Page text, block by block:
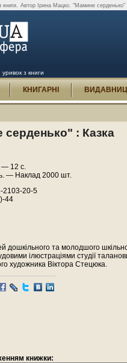
книги. Автор Ірина Мацко. "Мамине серденько"
з книги
КНИГАРНІ
: Казка
— 12 с.
— Наклад 2000 шт.
2103-20-5
44
дошкільного та молодшого
ілюстраціями студії
художника Віктора Стецюка.
книжки: